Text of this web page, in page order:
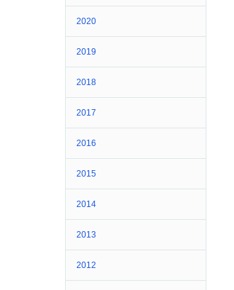
2020
2019
2018
2017
2016
2015
2014
2013
2012